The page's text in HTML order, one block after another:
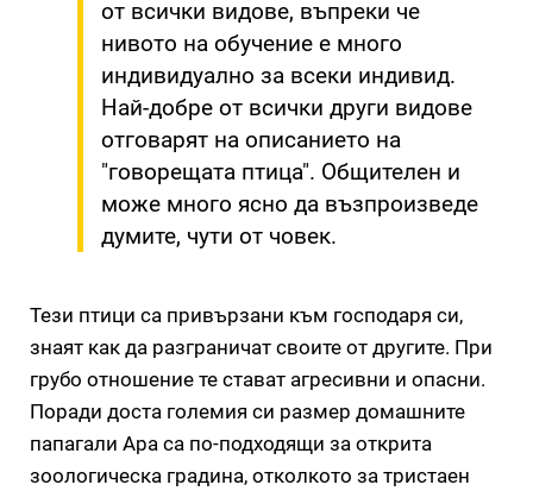
от всички видове, въпреки че
нивото на обучение е много
индивидуално за всеки индивид.
Най-добре от всички други видове
отговарят на описанието на
"говорещата птица". Общителен и
може много ясно да възпроизведе
думите, чути от човек.
Тези птици са привързани към господаря си,
знаят как да разграничат своите от другите. При
грубо отношение те стават агресивни и опасни.
Поради доста големия си размер домашните
папагали Ара са по-подходящи за открита
зоологическа градина, отколкото за тристаен